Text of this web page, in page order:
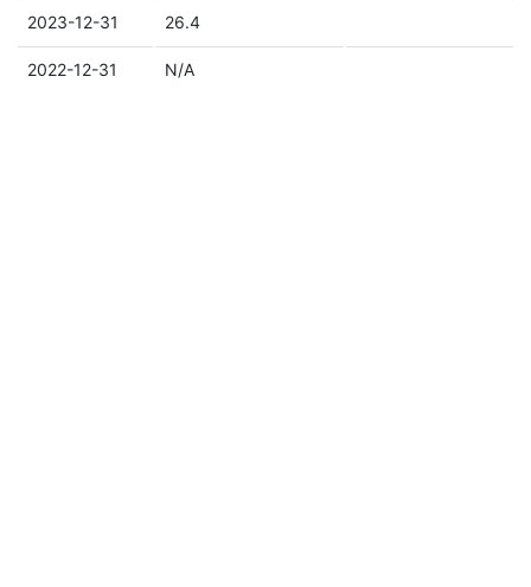
2023-12-31 26.4
2022-12-31 N/A